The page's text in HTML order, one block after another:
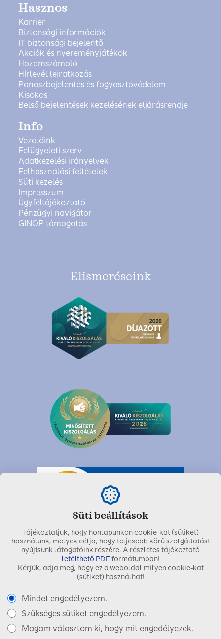
Hasznos
Karrier
Biztonsági információk
IT biztonsági bejelentő
Akciók és nyereményjátékok
Hozamszámoló
Hírlevél leiratkozás
Panaszbejelentés és fogyasztóvédelem
Kisokos
Belső bejelentések kezelésének eljárásrendje
Info
Vezetőink
Felügyeleti szerv
Adatkezelési irányelvek
Felhasználási feltételek
Süti kezelés
Impresszum
Ügyféltájékoztató
Pénzügyi navigátor
GINOP támogatás
Elismeréseink
Utolsó módosítás dátuma:2024. június 17.
Copyright © 2017 SIGNAL IDUNA Biztosító Zrt.
Süti beállítások
Tájékoztatjuk, hogy honlapunkon cookie-kat (sütiket)
használunk, melyek célja, hogy teljesebb körű szolgáltatást
nyújtsunk látogatóink részére. A részletes tájékoztató
letölthető PDF formátumban!
Kérjük, adja meg, hogy ez a weboldal milyen cookie-kat
(sütiket) használhat!
Mindet engedélyezem.
Szükséges sütiket engedélyezem.
Magam választom ki, hogy mit engedélyezek.